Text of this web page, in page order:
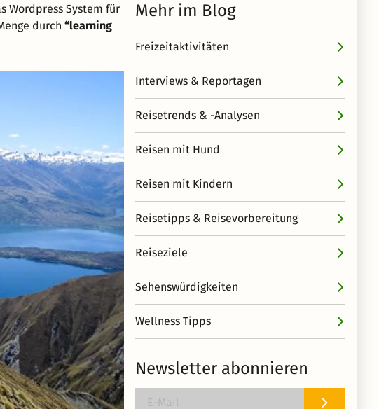
Wordpress System für
durch “learning
Mehr im Blog
Freizeitaktivitäten
Interviews & Reportagen
Reisetrends & -Analysen
Reisen mit Hund
Reisen mit Kindern
Reisetipps & Reisevorbereitung
Reiseziele
Sehenswürdigkeiten
Wellness Tipps
Newsletter abonnieren